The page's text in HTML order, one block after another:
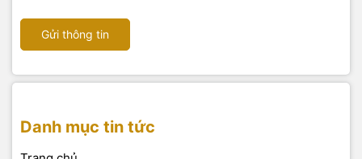
Gửi thông tin
Danh mục tin tức